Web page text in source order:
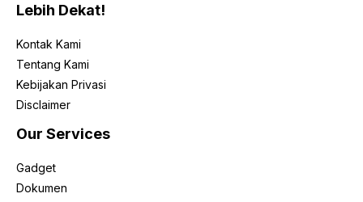
Lebih Dekat!
Kontak Kami
Tentang Kami
Kebijakan Privasi
Disclaimer
Our Services
Gadget
Dokumen